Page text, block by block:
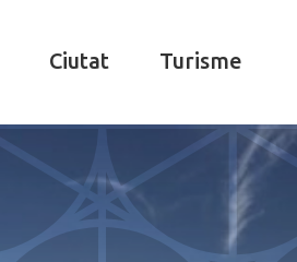
Ciutat Turisme